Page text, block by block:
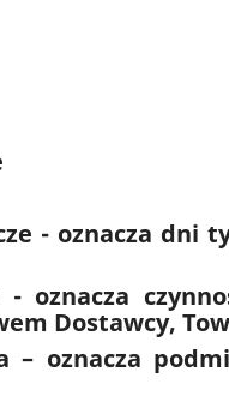
- oznacza dni
- oznacza
Dostawcy,
– oznacza